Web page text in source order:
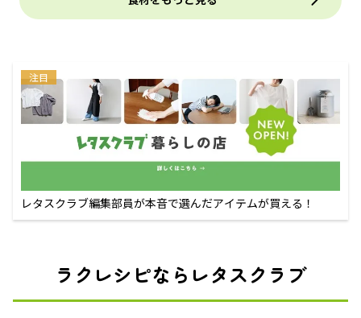
注目
レタスクラブ編集部員が本音で選んだアイテムが買える！
ラクレシピならレタスクラブ